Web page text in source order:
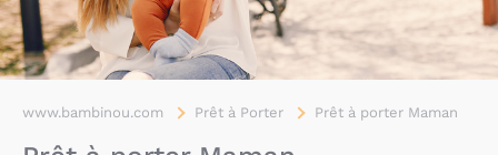
www.bambinou.com Prêt à Porter Prêt à porter Maman